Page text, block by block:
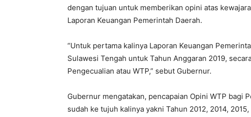
dengan tujuan untuk memberikan opini atas
Laporan Keuangan Pemerintah Daerah.
“Untuk pertama kalinya Laporan Keuangan
Sulawesi Tengah untuk Tahun Anggaran 2019,
Pengecualian atau WTP,” sebut Gubernur.
Gubernur mengatakan, pencapaian Opini WTP bagi
sudah ke tujuh kalinya yakni Tahun 2012, 2014,